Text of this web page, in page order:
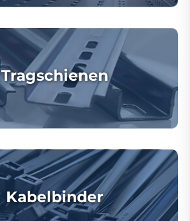
Tragschienen
Kabelbinder